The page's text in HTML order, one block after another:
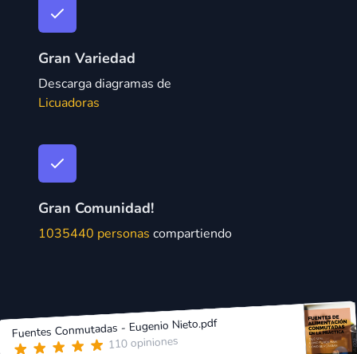
Gran Variedad
Descarga diagramas de
Licuadoras
Gran Comunidad!
1035440 personas compartiendo
Fuentes Conmutadas - Eugenio Nieto.pdf
110 opiniones